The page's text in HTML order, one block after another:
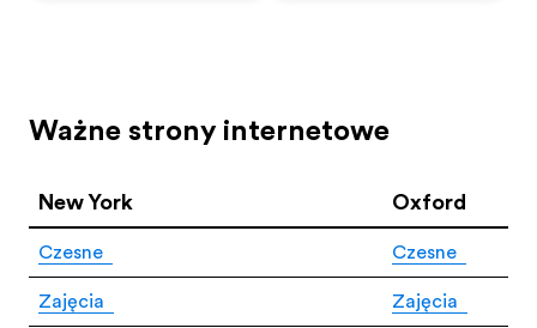
Ważne strony internetowe
New York Oxford
Czesne Czesne
Zajęcia Zajęcia